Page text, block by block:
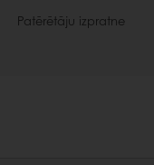
Patērētāju izpratne